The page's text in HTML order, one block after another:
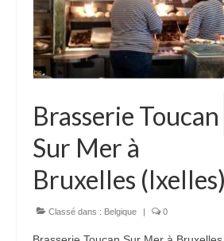
Brasserie Toucan
Sur Mer à
Bruxelles (Ixelles)
Classé dans : Belgique | 0